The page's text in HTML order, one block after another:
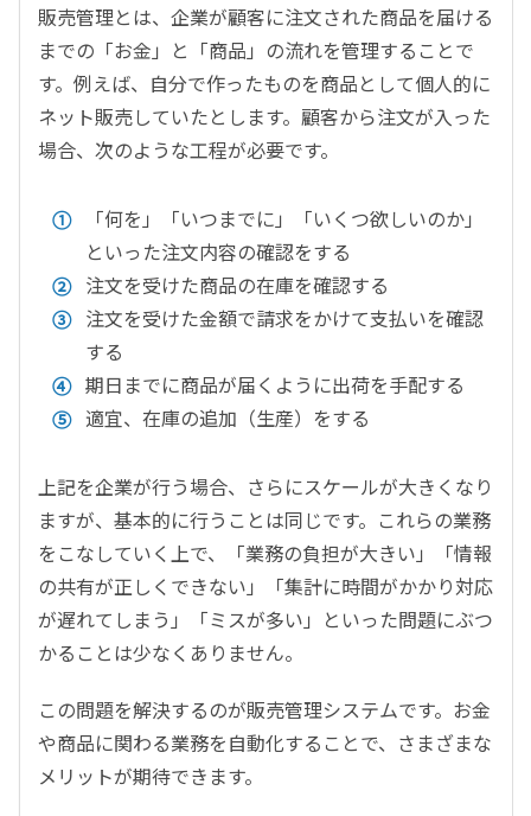
販売管理とは、企業が顧客に注文された商品を届ける
までの「お金」と「商品」の流れを管理することで
す。例えば、自分で作ったものを商品として個人的に
ネット販売していたとします。顧客から注文が入った
場合、次のような工程が必要です。
「何を」「いつまでに」「いくつ欲しいのか」
といった注文内容の確認をする
注文を受けた商品の在庫を確認する
注文を受けた金額で請求をかけて支払いを確認
する
期日までに商品が届くように出荷を手配する
適宜、在庫の追加（生産）をする
上記を企業が行う場合、さらにスケールが大きくなり
ますが、基本的に行うことは同じです。これらの業務
をこなしていく上で、「業務の負担が大きい」「情報
の共有が正しくできない」「集計に時間がかかり対応
が遅れてしまう」「ミスが多い」といった問題にぶつ
かることは少なくありません。
この問題を解決するのが販売管理システムです。お金
や商品に関わる業務を自動化することで、さまざまな
メリットが期待できます。